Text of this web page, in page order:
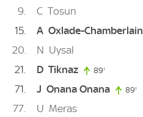
9 C Tosun
15
A Oxlade-Chamberlain
20 N Uysal
21
D Tiknaz 89'
71 J Onana Onana 89'
77 U Meras